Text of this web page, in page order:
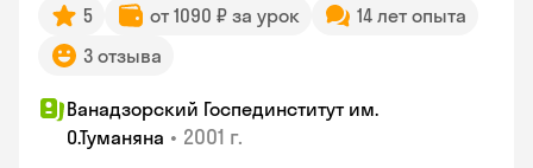
5 от 1090 ₽ за урок
14 лет опыта
3 отзыва
Ванадзорский Госпединститут им.
О.Туманяна • 2001 г.